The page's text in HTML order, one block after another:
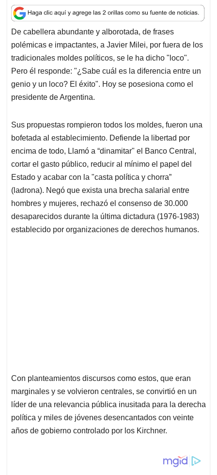
a
t
s
A
p
p
c
e
b
o
o
k
n
k
e
d
I
n
a
i
l
r
e
a
d
s
De cabellera abundante y alborotada, de frases
polémicas e impactantes, a Javier Milei, por fuera de los
tradicionales moldes políticos, se le ha dicho "loco".
Pero él responde: "¿Sabe cuál es la diferencia entre un
genio y un loco? El éxito". Hoy se posesiona como el
presidente de Argentina.
Sus propuestas rompieron todos los moldes, fueron una
bofetada al establecimiento. Defiende la libertad por
encima de todo, Llamó a “dinamitar" el Banco Central,
cortar el gasto público, reducir al mínimo el papel del
Estado y acabar con la "casta política y chorra”
(ladrona). Negó que exista una brecha salarial entre
hombres y mujeres, rechazó el consenso de 30.000
desaparecidos durante la última dictadura (1976-1983)
establecido por organizaciones de derechos humanos.
Con planteamientos discursos como estos, que eran
marginales y se volvieron centrales, se convirtió en un
líder de una relevancia pública inusitada para la derecha
política y miles de jóvenes desencantados con veinte
años de gobierno controlado por los Kirchner.